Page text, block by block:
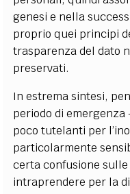
genesi e nella
proprio quei principi
trasparenza del dato
preservati.
In estrema sintesi,
periodo di
poco tutelanti per
particolarmente
certa confusione
intraprendere per la